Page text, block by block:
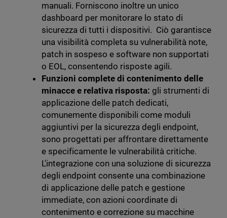
manuali. Forniscono inoltre un unico
dashboard per monitorare lo stato di
sicurezza di tutti i dispositivi. Ciò garantisce
una visibilità completa su vulnerabilità note,
patch in sospeso e software non supportati
o EOL, consentendo risposte agili.
Funzioni complete di contenimento delle
minacce e relativa risposta: gli strumenti di
applicazione delle patch dedicati,
comunemente disponibili come moduli
aggiuntivi per la sicurezza degli endpoint,
sono progettati per affrontare direttamente
e specificamente le vulnerabilità critiche.
L'integrazione con una soluzione di sicurezza
degli endpoint consente una combinazione
di applicazione delle patch e gestione
immediate, con azioni coordinate di
contenimento e correzione su macchine